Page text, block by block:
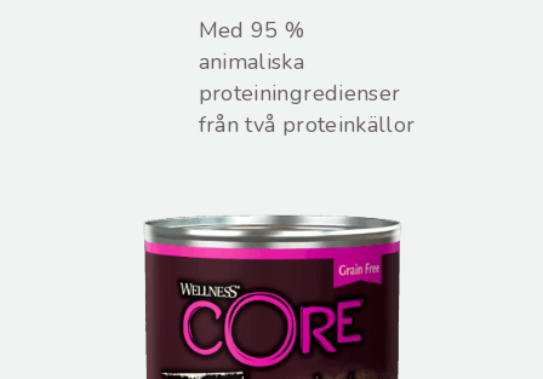
Med 95 %
animaliska
proteiningredienser
från två proteinkällor